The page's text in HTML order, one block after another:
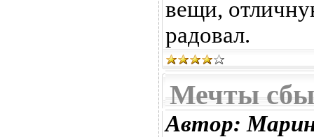
вещи,
радовал.
Мечты
Автор: